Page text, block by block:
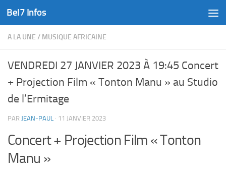
Skip to content
Bel7 Infos
A LA UNE / MUSIQUE AFRICAINE
VENDREDI 27 JANVIER 2023 À 19:45 Concert
+ Projection Film « Tonton Manu » au Studio
de l’Ermitage
PAR JEAN-PAUL · 11 JANVIER 2023
Concert + Projection Film « Tonton
Manu »